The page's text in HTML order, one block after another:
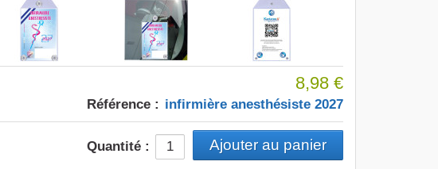
8,98 €
Référence : infirmière anesthésiste 2027
Quantité :